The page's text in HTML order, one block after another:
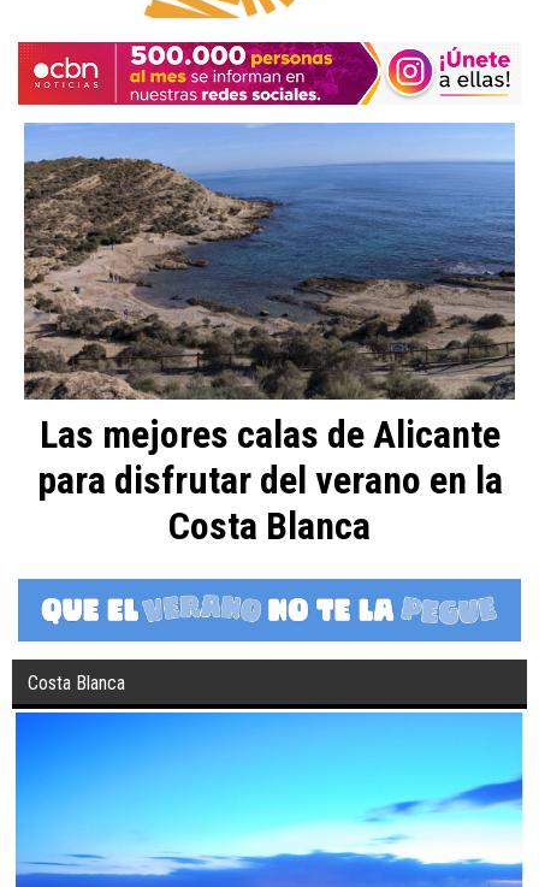
Las mejores calas de Alicante
para disfrutar del verano en la
Costa Blanca
Costa Blanca